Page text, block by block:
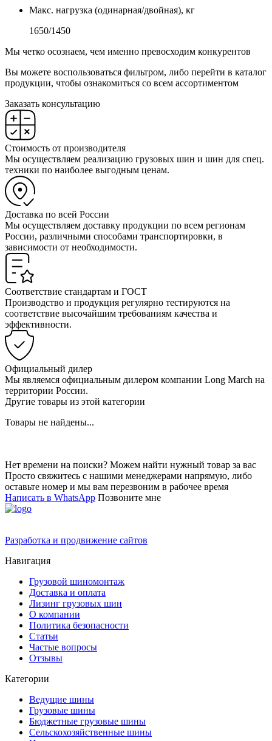
Макс. нагрузка (одинарная/двойная), кг
1650/1450
Мы четко осознаем, чем именно превосходим конкурентов
Вы можете воспользоваться фильтром, либо перейти в каталог
продукции, чтобы ознакомиться со всем ассортиментом
Заказать консультацию
Стоимость от производителя
Мы осуществляем реализацию грузовых шин и шин для спец.
техники по наиболее выгодным ценам.
Доставка по всей России
Мы осуществляем доставку продукции по всем регионам
России, различными способами транспортировки, в
зависимости от необходимости.
Соответствие стандартам и ГОСТ
Производство и продукция регулярно тестируются на
соответствие высочайшим требованиям качества и
эффективности.
Официальный дилер
Мы являемся официальным дилером компании Long March на
территории России.
Другие товары из этой категории
Товары не найдены...
Нет времени на поиски? Можем найти нужный товар за вас
Просто свяжитесь с нашими менеджерами напрямую, либо
оставьте номер и мы вам перезвоним в рабочее время
Написать в WhatsApp Позвоните мне
Разработка и продвижение сайтов
Навигация
Грузовой шиномонтаж
Доставка и оплата
Лизинг грузовых шин
О компании
Политика безопасности
Статьи
Частые вопросы
Отзывы
Категории
Ведущие шины
Грузовые шины
Бюджетные грузовые шины
Сельскохозяйственные шины